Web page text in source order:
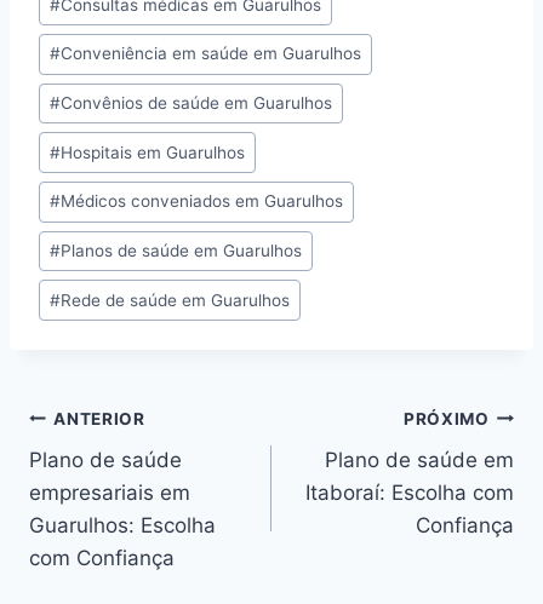
#Consultas médicas em Guarulhos
#Conveniência em saúde em Guarulhos
#Convênios de saúde em Guarulhos
#Hospitais em Guarulhos
#Médicos conveniados em Guarulhos
#Planos de saúde em Guarulhos
#Rede de saúde em Guarulhos
ANTERIOR
Plano de saúde
empresariais em
Guarulhos: Escolha
com Confiança
PRÓXIMO
Plano de saúde em
Itaboraí: Escolha com
Confiança